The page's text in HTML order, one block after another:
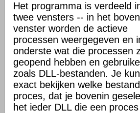
Het programma is verdeeld
twee vensters -- in het
venster worden de actieve
processen weergegeven en
onderste wat die processen
geopend hebben en
zoals DLL-bestanden. Je
exact bekijken welke
proces, dat je bovenin
het ieder DLL die een